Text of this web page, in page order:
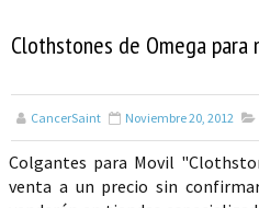
Clothstones de Omega para
CancerSaint Noviembre 20, 2012
Colgantes para Movil
venta a un precio sin